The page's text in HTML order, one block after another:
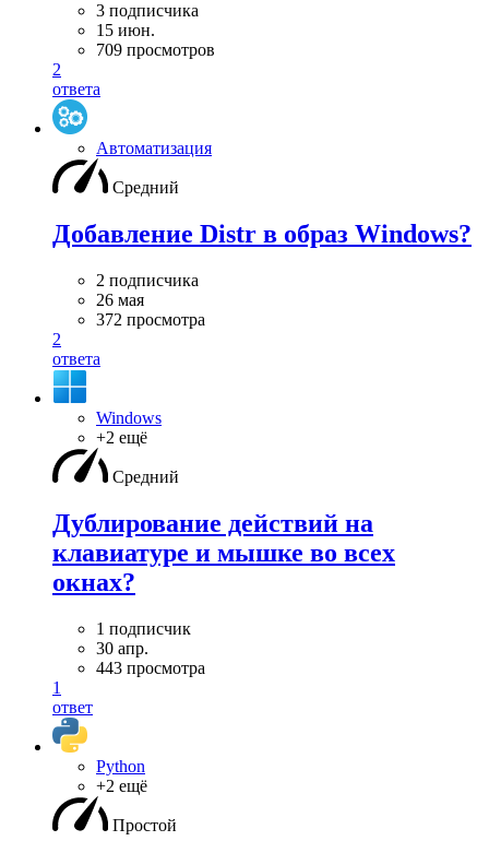
3 подписчика
15 июн.
709 просмотров
2
ответа
Автоматизация
Средний
Добавление Distr в образ Windows?
2 подписчика
26 мая
372 просмотра
2
ответа
Windows
+2 ещё
Средний
Дублирование действий на
клавиатуре и мышке во всех
окнах?
1 подписчик
30 апр.
443 просмотра
1
ответ
Python
+2 ещё
Простой